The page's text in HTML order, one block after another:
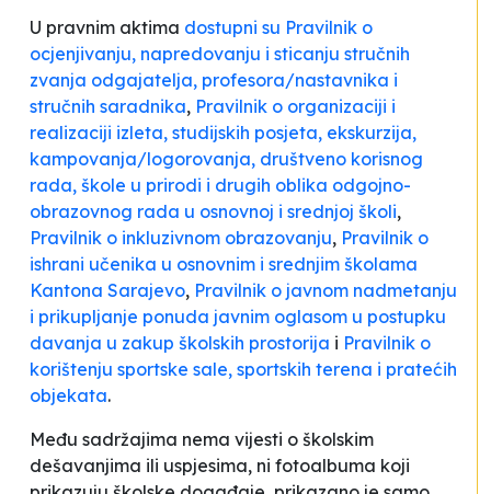
U pravnim aktima dostupni su Pravilnik o
ocjenjivanju, napredovanju i sticanju stručnih
zvanja odgajatelja, profesora/nastavnika i
stručnih saradnika, Pravilnik o organizaciji i
realizaciji izleta, studijskih posjeta, ekskurzija,
kampovanja/logorovanja, društveno korisnog
rada, škole u prirodi i drugih oblika odgojno-
obrazovnog rada u osnovnoj i srednjoj školi,
Pravilnik o inkluzivnom obrazovanju, Pravilnik o
ishrani učenika u osnovnim i srednjim školama
Kantona Sarajevo, Pravilnik o javnom nadmetanju
i prikupljanje ponuda javnim oglasom u postupku
davanja u zakup školskih prostorija i Pravilnik o
korištenju sportske sale, sportskih terena i pratećih
objekata.
Među sadržajima nema vijesti o školskim
dešavanjima ili uspjesima, ni fotoalbuma koji